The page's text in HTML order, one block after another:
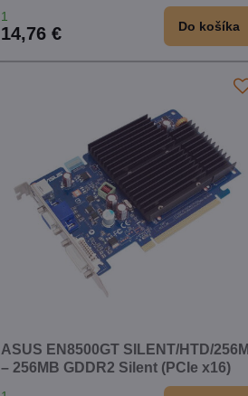
1
14,76 € Do košíka
ASUS EN8500GT SILENT/HTD/256M
– 256MB GDDR2 Silent (PCIe x16)